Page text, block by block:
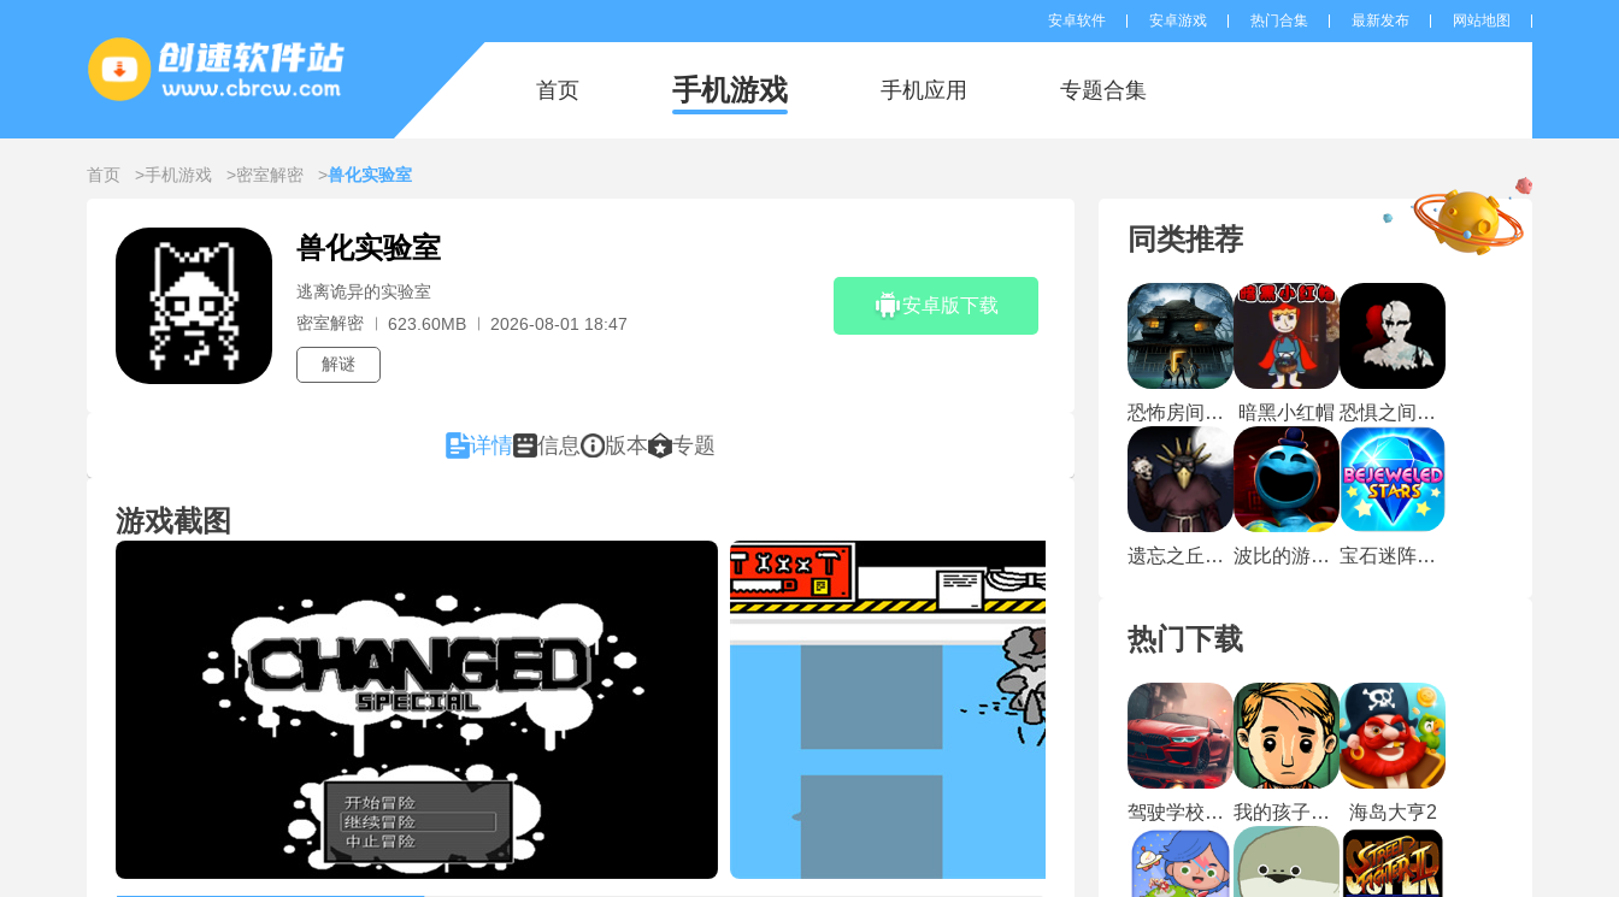
安卓软件 安卓游戏 热门合集 最新发布 网站地图
首页 手机游戏 手机应用 专题合集
首页 手机游戏 密室解密 兽化实验室
兽化实验室
逃离诡异的实验室
密室解密
623.60MB 2026-08-01 18:47
解谜
安卓版下载
详情 信息 版本 专题
游戏截图
同类推荐
恐怖房间逃脱 暗黑小红帽 恐惧之间手游
遗忘之丘第一步 波比的游戏时间第四章 宝石迷阵3手机版
热门下载
驾驶学校模拟器 我的孩子生命之泉完整版 海岛大亨2